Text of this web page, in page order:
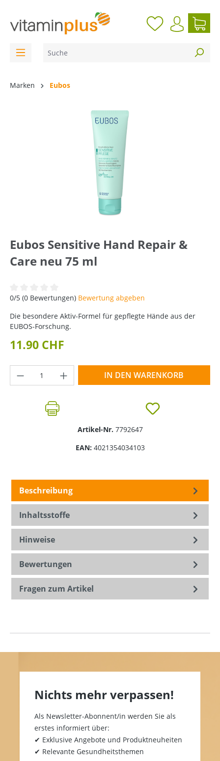
Marken Eubos
Eubos Sensitive Hand Repair &
Care neu 75 ml
Durchschnittliche Bewertung von 0 von 5 Sternen
0/5 (0 Bewertungen) Bewertung abgeben
Die besondere Aktiv-Formel für gepflegte Hände aus der
EUBOS-Forschung.
11.90 CHF
Produkt Anzahl: Gib den gewünschten
IN DEN WARENKORB
Artikel-Nr. 7792647
EAN: 4021354034103
Beschreibung
Inhaltsstoffe
Hinweise
Bewertungen
Fragen zum Artikel
Nichts mehr verpassen!
Als Newsletter-Abonnent/in werden Sie als
erstes informiert über:
✔ Exklusive Angebote und Produktneuheiten
✔ Relevante Gesundheitsthemen